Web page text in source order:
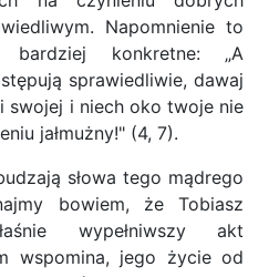
Napomnienie to
konkretne: „A
sprawiedliwie, dawaj
swojej i niech oko twoje nie
jałmużny!" (4, 7).
słowa tego mądrego
bowiem, że Tobiasz
wypełniwszy akt
wspomina, jego życie od